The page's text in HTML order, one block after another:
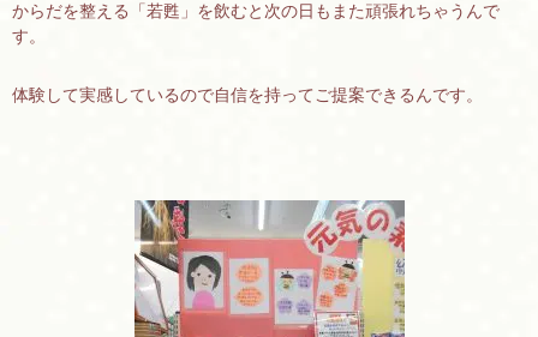
からだを整える「若甦」を飲むと次の日もまた頑張れちゃうんで
す。
体験して実感しているので自信を持ってご提案できるんです。